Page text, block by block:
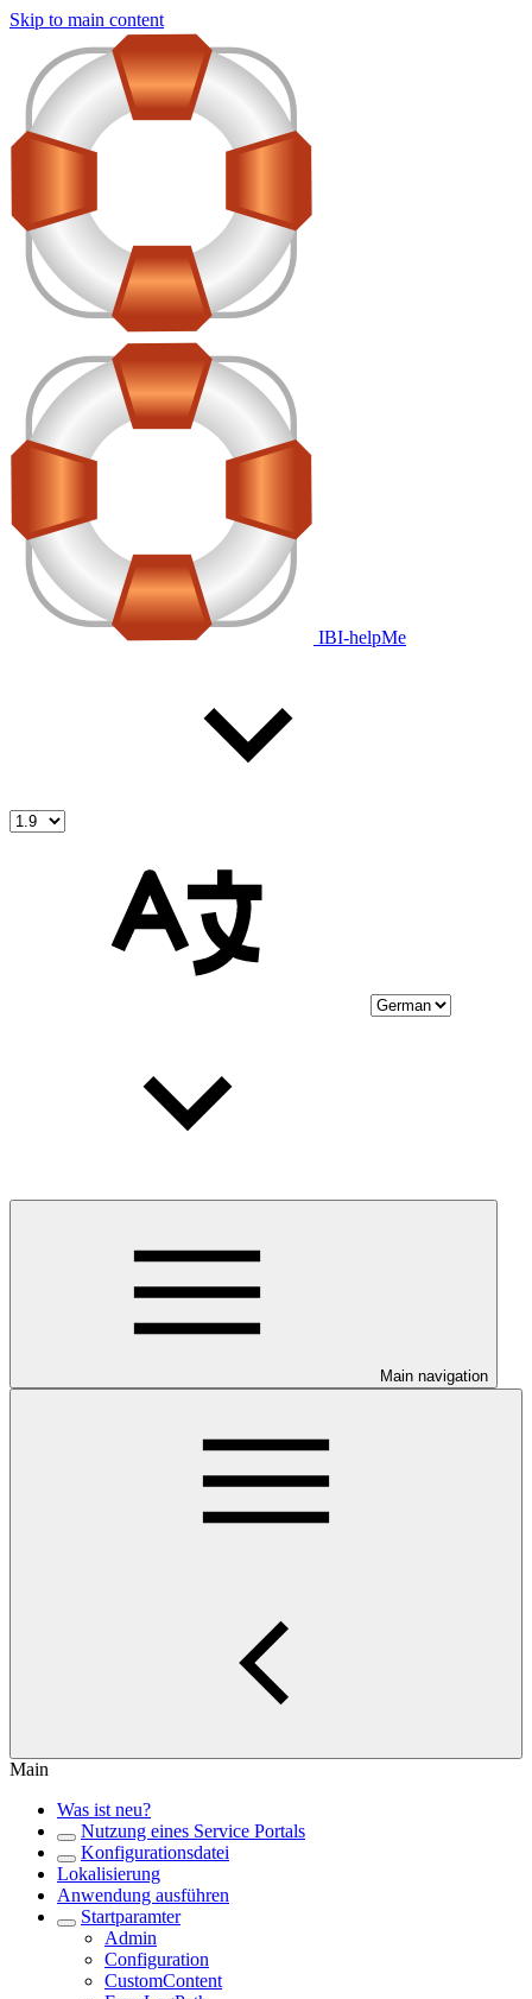
Skip to main content
IBI-helpMe
Main navigation
Main
Was ist neu?
Nutzung eines Service Portals
Konfigurationsdatei
Lokalisierung
Anwendung ausführen
Startparamter
Admin
Configuration
CustomContent